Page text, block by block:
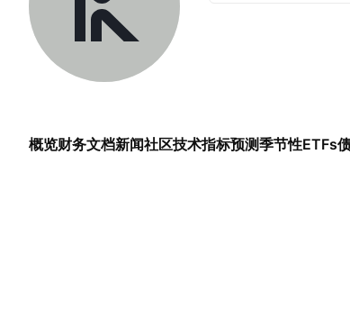
概览财务文档新闻社区技术指标预测季节性ETFs